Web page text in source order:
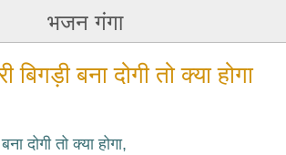
भजन गंगा
बिगड़ी बना दोगी तो क्या होगा
दोगी तो क्या होगा,